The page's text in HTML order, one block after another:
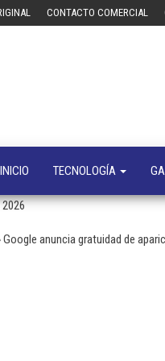
CONTACTO COMERCIAL
INICIO TECNOLOGÍA
Google anuncia gratuidad de